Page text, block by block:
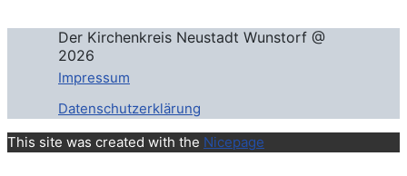
Der Kirchenkreis Neustadt Wunstorf @
2026
Impressum
Datenschutzerklärung
This site was created with the Nicepage